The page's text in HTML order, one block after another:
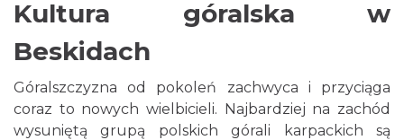
Kultura góralska w
Beskidach
Góralszczyzna od pokoleń zachwyca i przyciąga
coraz to nowych wielbicieli. Najbardziej na zachód
wysuniętą grupą polskich górali karpackich są